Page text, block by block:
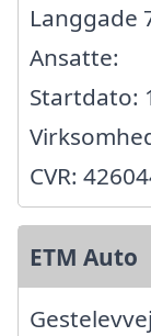
Langgade
Ansatte:
Startdato:
CVR:
ETM Auto